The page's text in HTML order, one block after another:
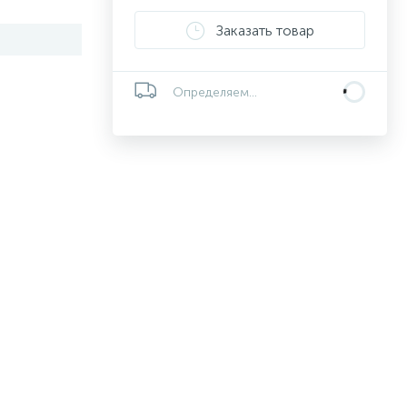
Заказать товар
Определяем...